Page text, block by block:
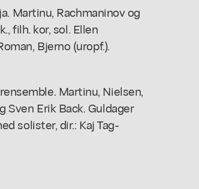
Martinu, Rachmaninov og
filh. kor, sol. Ellen
Bjerno (uropf.).
Martinu, Nielsen,
Sven Erik Back. Guldager
solister, dir.: Kaj Tag-